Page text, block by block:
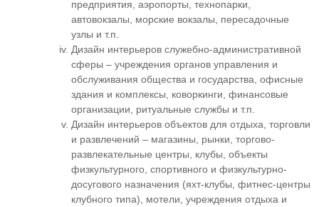
предприятия, аэропорты, технопарки,
автовокзалы, морские вокзалы, пересадочные
узлы и т.п.
Дизайн интерьеров служебно-административной
сферы – учреждения органов управления и
обслуживания общества и государства, офисные
здания и комплексы, коворкинги, финансовые
организации, ритуальные службы и т.п.
Дизайн интерьеров объектов для отдыха, торговли
и развлечений – магазины, рынки, торгово-
развлекательные центры, клубы, объекты
физкультурного, спортивного и физкультурно-
досугового назначения (яхт-клубы, фитнес-центры
клубного типа), мотели, учреждения отдыха и